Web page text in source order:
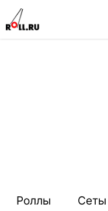
Роллы Сеты